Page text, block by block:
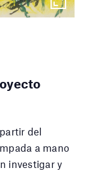
del
a mano
investigar y